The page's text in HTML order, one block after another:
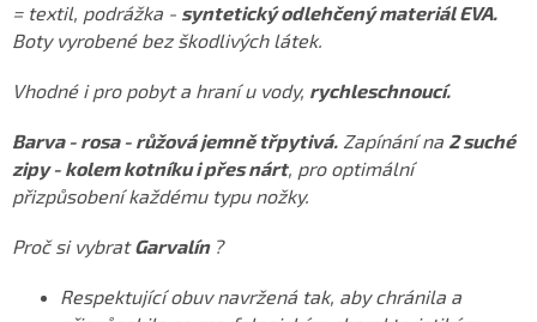
= textil, podrážka - syntetický odlehčený materiál EVA.
Boty vyrobené bez škodlivých látek.
Vhodné i pro pobyt a hraní u vody, rychleschnoucí.
Barva - rosa - růžová jemně třpytivá. Zapínání na 2 suché
zipy - kolem kotníku i přes nárt, pro optimální
přizpůsobení každému typu nožky.
Proč si vybratGarvalín ?
Respektující obuv navržená tak, aby chránila a